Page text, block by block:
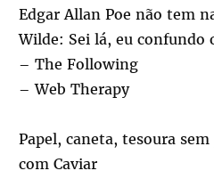
Edgar Allan Poe não tem
Wilde: Sei lá, eu confundo
– The Following
– Web Therapy
Papel, caneta, tesoura
com Caviar